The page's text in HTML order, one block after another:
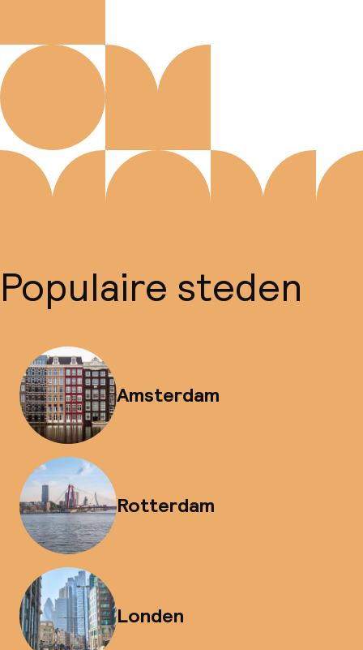
Populaire steden
Amsterdam
Rotterdam
Londen